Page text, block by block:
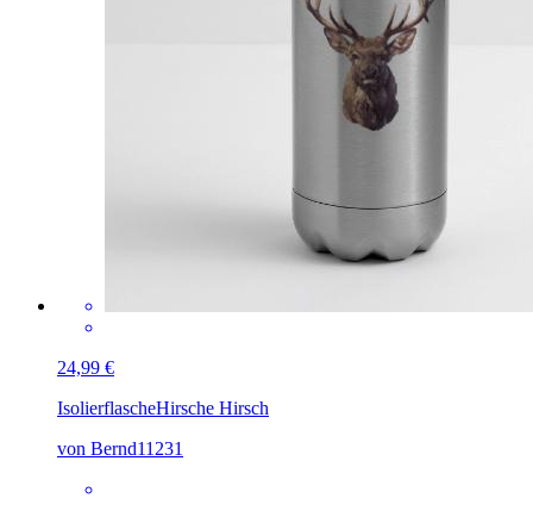
24,99 €
IsolierflascheHirsche Hirsch
von Bernd11231